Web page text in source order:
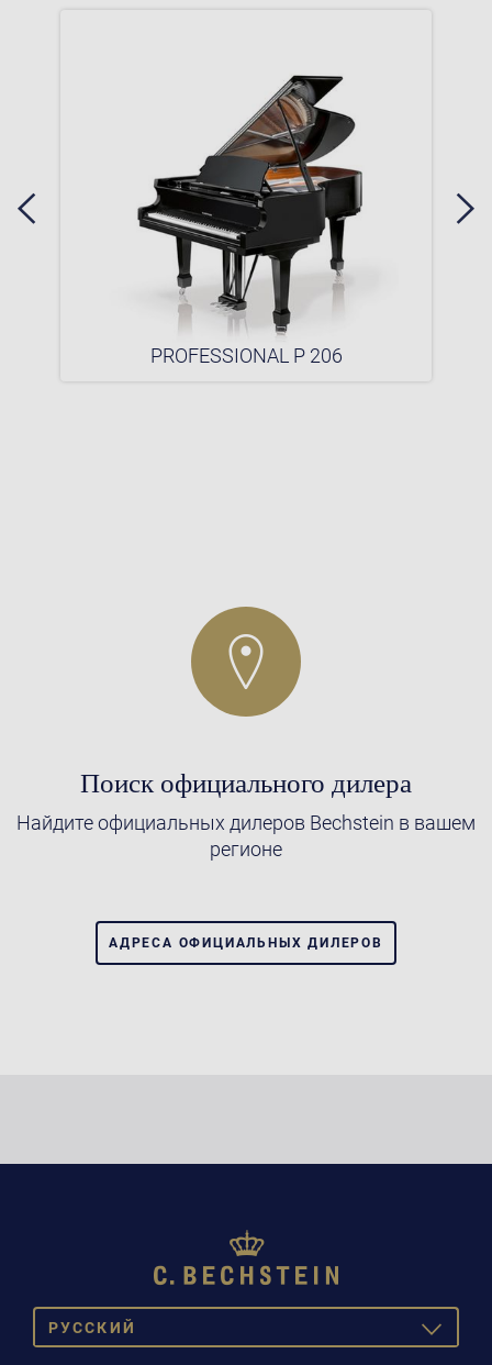
PROFESSIONAL P 206
Поиск официального дилера
Найдите официальных дилеров Bechstein в вашем
регионе
АДРЕСА ОФИЦИАЛЬНЫХ ДИЛЕРОВ
PУССКИЙ
TOGGLE